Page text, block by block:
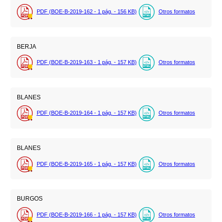
PDF (BOE-B-2019-162 - 1 pág. - 156 KB) Otros formatos
BERJA
PDF (BOE-B-2019-163 - 1 pág. - 157 KB) Otros formatos
BLANES
PDF (BOE-B-2019-164 - 1 pág. - 157 KB) Otros formatos
BLANES
PDF (BOE-B-2019-165 - 1 pág. - 157 KB) Otros formatos
BURGOS
PDF (BOE-B-2019-166 - 1 pág. - 157 KB) Otros formatos